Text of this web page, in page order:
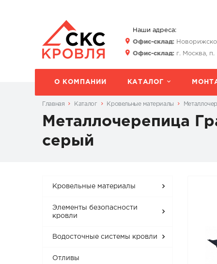
Наши адреса:
Офис-склад:
Офис-склад:г. Москва, п.
О КОМПАНИИ КАТАЛОГ
Главная Каталог Кровельные материалы
Металлочерепица
серый
Кровельные материалы
Элементы безопасности
кровли
Водосточные системы кровли
Отливы